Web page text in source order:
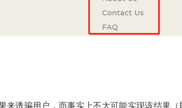
来诱骗用户，而事实上不大可能实现该结果（